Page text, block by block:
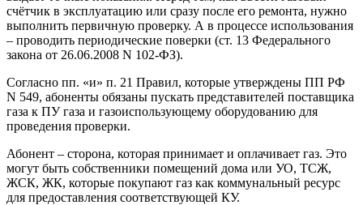
счётчик в эксплуатацию или сразу после его ремонта, нужно
выполнить первичную проверку. А в процессе использования
– проводить периодические поверки (ст. 13 Федерального
закона от 26.06.2008 N 102-ФЗ).
Согласно пп. «и» п. 21 Правил, которые утверждены ПП РФ
N 549, абоненты обязаны пускать представителей поставщика
газа к ПУ газа и газоиспользующему оборудованию для
проведения проверки.
Абонент – сторона, которая принимает и оплачивает газ. Это
могут быть собственники помещений дома или УО, ТСЖ,
ЖСК, ЖК, которые покупают газ как коммунальный ресурс
для предоставления соответствующей КУ.